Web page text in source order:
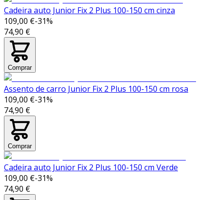
Cadeira auto Junior Fix 2 Plus 100-150 cm cinza
109,00 €-31%
74,90 €
Comprar
Assento de carro Junior Fix 2 Plus 100-150 cm rosa
109,00 €-31%
74,90 €
Comprar
Cadeira auto Junior Fix 2 Plus 100-150 cm Verde
109,00 €-31%
74,90 €